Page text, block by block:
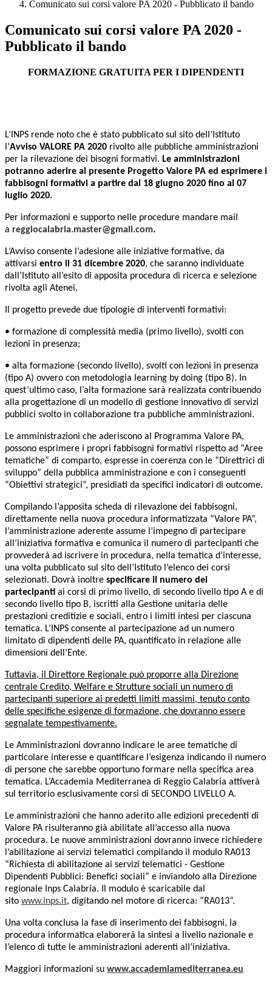
Comunicato sui corsi valore PA 2020 - Pubblicato il bando
Comunicato sui corsi valore PA 2020 -
Pubblicato il bando
FORMAZIONE GRATUITA PER I DIPENDENTI
L’INPS rende noto che è stato pubblicato sul sito dell’Istituto
l’Avviso VALORE PA 2020 rivolto alle pubbliche amministrazioni
per la rilevazione dei bisogni formativi. Le amministrazioni
potranno aderire al presente Progetto Valore PA ed esprimere i
fabbisogni formativi a partire dal 18 giugno 2020 fino al 07
luglio 2020.
Per informazioni e supporto nelle procedure mandare mail
a reggiocalabria.master@gmail.com.
L’Avviso consente l’adesione alle iniziative formative, da
attivarsi entro il 31 dicembre 2020, che saranno individuate
dall’Istituto all’esito di apposita procedura di ricerca e selezione
rivolta agli Atenei.
Il progetto prevede due tipologie di interventi formativi:
• formazione di complessità media (primo livello), svolti con
lezioni in presenza;
• alta formazione (secondo livello), svolti con lezioni in presenza
(tipo A) ovvero con metodologia learning by doing (tipo B). In
quest’ultimo caso, l’alta formazione sarà realizzata contribuendo
alla progettazione di un modello di gestione innovativo di servizi
pubblici svolto in collaborazione tra pubbliche amministrazioni.
Le amministrazioni che aderiscono al Programma Valore PA,
possono esprimere i propri fabbisogni formativi rispetto ad “Aree
tematiche” di comparto, espresse in coerenza con le “Direttrici di
sviluppo” della pubblica amministrazione e con i conseguenti
“Obiettivi strategici”, presidiati da specifici indicatori di outcome.
Compilando l’apposita scheda di rilevazione dei fabbisogni,
direttamente nella nuova procedura informatizzata “Valore PA”,
l’amministrazione aderente assume l’impegno di partecipare
all’iniziativa formativa e comunica il numero di partecipanti che
provvederà ad iscrivere in procedura, nella tematica d’interesse,
una volta pubblicato sul sito dell’Istituto l’elenco dei corsi
selezionati. Dovrà inoltre specificare il numero dei
partecipanti ai corsi di primo livello, di secondo livello tipo A e di
secondo livello tipo B, iscritti alla Gestione unitaria delle
prestazioni creditizie e sociali, entro i limiti intesi per ciascuna
tematica. L’INPS consente al partecipazione ad un numero
limitato di dipendenti delle PA, quantificato in relazione alle
dimensioni dell’Ente.
Tuttavia, il Direttore Regionale può proporre alla Direzione
centrale Credito, Welfare e Strutture sociali un numero di
partecipanti superiore ai predetti limiti massimi, tenuto conto
delle specifiche esigenze di formazione, che dovranno essere
segnalate tempestivamente.
Le Amministrazioni dovranno indicare le aree tematiche di
particolare interesse e quantificare l’esigenza indicando il numero
di persone che sarebbe opportuno formare nella specifica area
tematica. L’Accademia Mediterranea di Reggio Calabria attiverà
sul territorio esclusivamente corsi di SECONDO LIVELLO A.
Le amministrazioni che hanno aderito alle edizioni precedenti di
Valore PA risulteranno già abilitate all’accesso alla nuova
procedura. Le nuove amministrazioni dovranno invece richiedere
l’abilitazione ai servizi telematici compilando il modulo RA013
“Richiesta di abilitazione ai servizi telematici - Gestione
Dipendenti Pubblici: Benefici sociali” e inviandolo alla Direzione
regionale Inps Calabria. Il modulo è scaricabile dal
sito www.inps.it, digitando nel motore di ricerca: “RA013”.
Una volta conclusa la fase di inserimento dei fabbisogni, la
procedura informatica elaborerà la sintesi a livello nazionale e
l’elenco di tutte le amministrazioni aderenti all’iniziativa.
Maggiori informazioni su www.accademiamediterranea.eu